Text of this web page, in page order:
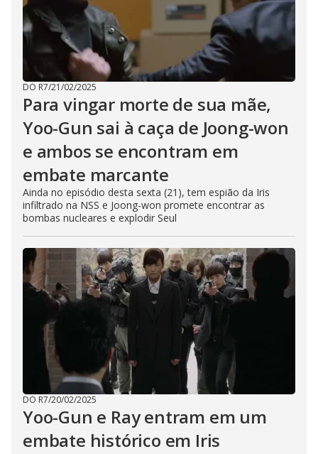
DO R7/21/02/2025
Para vingar morte de sua mãe,
Yoo-Gun sai à caça de Joong-won
e ambos se encontram em
embate marcante
Ainda no episódio desta sexta (21), tem espião da Iris
infiltrado na NSS e Joong-won promete encontrar as
bombas nucleares e explodir Seul
DO R7/20/02/2025
Yoo-Gun e Ray entram em um
embate histórico em Iris